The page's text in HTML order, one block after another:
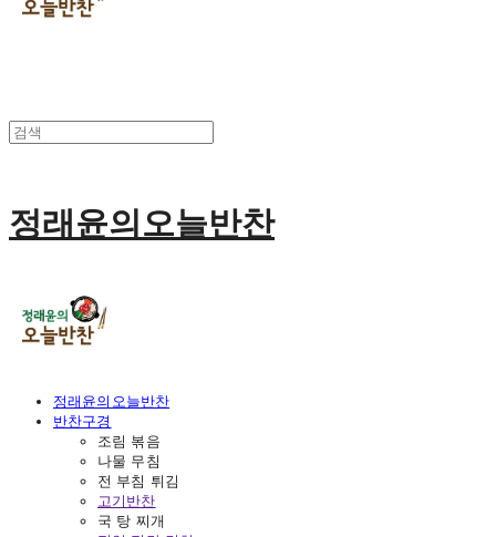
정래윤의오늘반찬
정래윤의오늘반찬
반찬구경
조림 볶음
나물 무침
전 부침 튀김
고기반찬
국 탕 찌개